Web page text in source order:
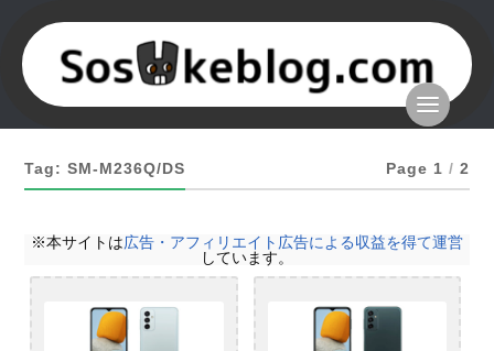
Tag: SM-M236Q/DS Page 1 / 2
※本サイトは広告・アフィリエイト広告による収益を得て運営
しています。